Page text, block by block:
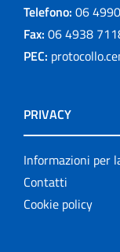
Telefono: 06
Fax: 06 4938
PEC:
PRIVACY
Informazioni per
Contatti
Cookie policy